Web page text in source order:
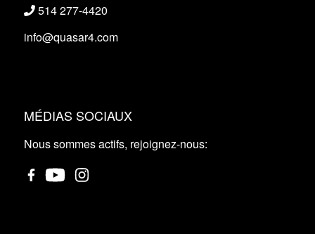
514 277-4420
info@quasar4.com
MÉDIAS SOCIAUX
Nous sommes actifs, rejoignez-nous: